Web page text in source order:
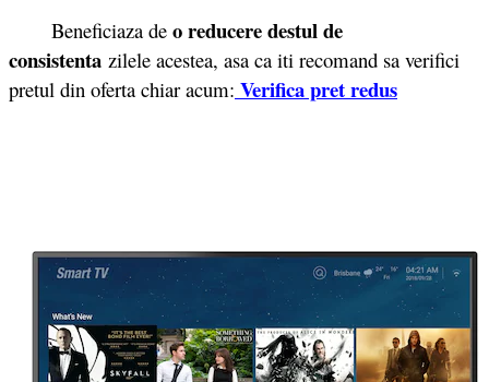
Beneficiaza de o reducere destul de
consistenta zilele acestea, asa ca iti recomand sa verifici
pretul din oferta chiar acum: Verifica pret redus